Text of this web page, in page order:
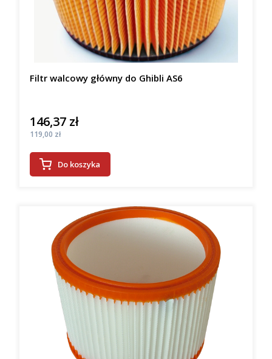
Filtr walcowy główny do Ghibli AS6
Cena
146,37 zł
Cena
119,00 zł
Do koszyka